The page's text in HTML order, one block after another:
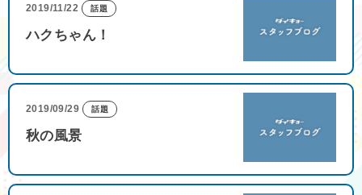
2019/11/22 話題
ハクちゃん！
2019/09/29 話題
秋の風景